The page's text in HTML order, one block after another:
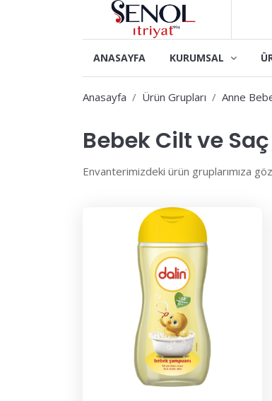
ANASAYFA KURUMSAL
Anasayfa Ürün Grupları Anne
Bebek Cilt ve
Envanterimizdeki ürün gruplarımıza